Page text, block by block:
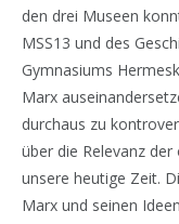
den drei Museen
MSS13 und des
Gymnasiums
Marx
durchaus zu
über die Relevanz
unsere heutige Zeit.
Marx und seinen